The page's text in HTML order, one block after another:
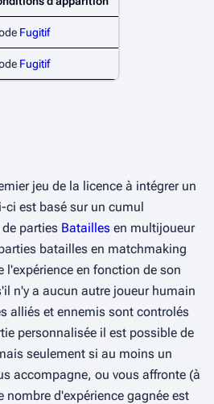
Fugitif
Fugitif
jeu de la licence à intégrer un
ci est basé sur un cumul
parties Batailles en multijoueur
batailles en matchmaking
l'expérience en fonction de son
n'y a aucun autre joueur humain
alliés et ennemis sont controlés
personnalisée il est possible de
seulement si au moins un
accompagne, ou vous affronte (à
nombre d'expérience gagnée est